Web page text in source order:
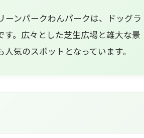
ンパークわんパークは、ドッグラ
。広々とした芝生広場と雄大な景
気のスポットとなっています。